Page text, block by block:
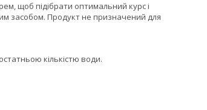
щоб підібрати оптимальний курс і
засобом. Продукт не призначений для
кількістю води.